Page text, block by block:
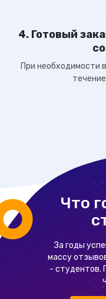
4. Готовый
При необходимости
Что
За годы
массу
- студентов.